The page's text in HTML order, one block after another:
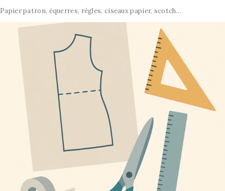
Papier patron, équerres, règles, ciseaux papier, scotch…